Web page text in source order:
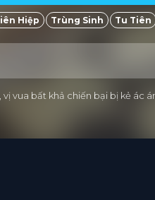
Hiệp Trùng Sinh Tu Tiên
vua bất khả chiến bại bị kẻ ác